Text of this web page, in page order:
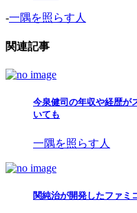
-一隅を照らす人
関連記事
今泉健司の年収や経歴が
いても
一隅を照らす人
関純治が開発したファミ